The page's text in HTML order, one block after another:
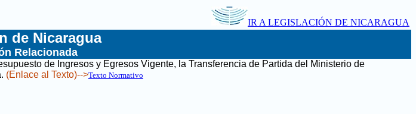
IR A LEGISLACIÓN DE NICARAGUA
de Nicaragua
Relacionada
de Ingresos y Egresos Vigente, la Transferencia de Partida del Ministerio de
. (Enlace al Texto)-->Texto Normativo